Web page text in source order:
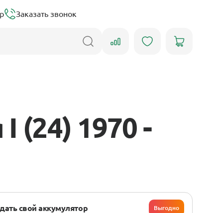
Заказать звонок
(24) 1970 -
свой аккумулятор Выгодно